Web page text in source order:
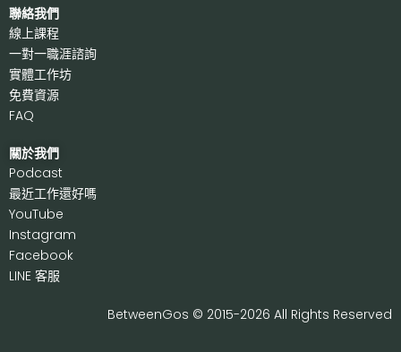
聯絡我們
線上課程
一對一職涯諮詢
實體工作坊
免費資源
FAQ
關於我們
Podcast
最近工作還好嗎
YouTube
Instagram
Facebook
LINE 客服
BetweenGos © 2015-2026 All Rights Reserved